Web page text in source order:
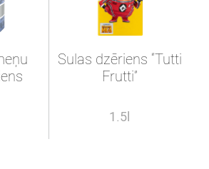
Sulas dzēriens “Tutti
Frutti”
1.5l